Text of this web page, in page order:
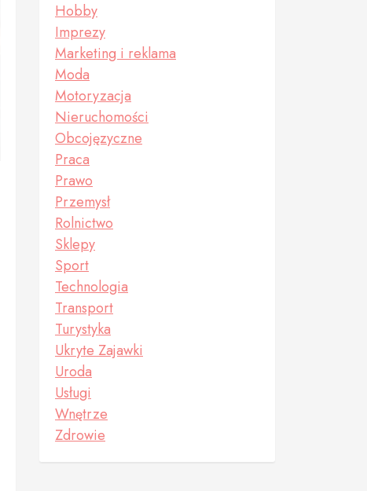
Hobby
Imprezy
Marketing i reklama
Moda
Motoryzacja
Nieruchomości
Obcojęzyczne
Praca
Prawo
Przemysł
Rolnictwo
Sklepy
Sport
Technologia
Transport
Turystyka
Ukryte Zajawki
Uroda
Usługi
Wnętrze
Zdrowie